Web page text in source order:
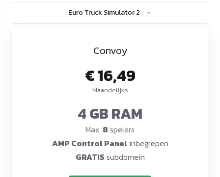
Euro Truck Simulator 2
Convoy
€ 16,49
Maandelijks
4 GB RAM
Max. 8 spelers
AMP Control Panelinbegrepen
GRATIS subdomein